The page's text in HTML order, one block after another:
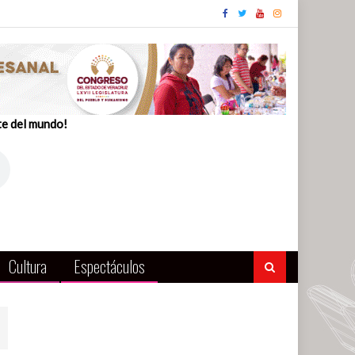
del mundo!
Cultura Espectáculos